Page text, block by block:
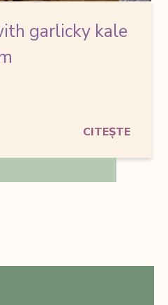
garlicky kale
CITEȘTE